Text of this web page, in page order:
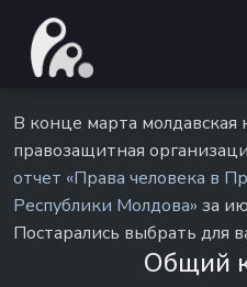
В конце марта молдавская
правозащитная
отчет «Права человека в
Республики Молдова» за
Постарались выбрать для
Общий